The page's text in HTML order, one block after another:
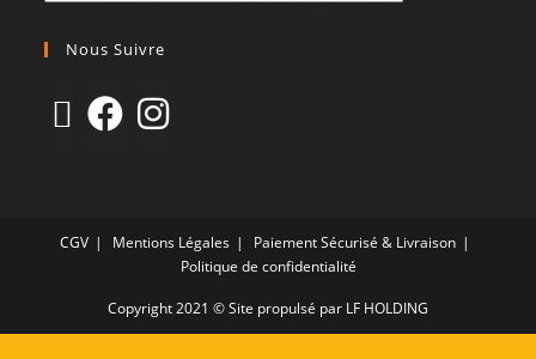
Nous Suivre
CGV Mentions Légales
Paiement Sécurisé & Livraison
Politique de confidentialité
Copyright 2021 © Site propulsé par LF HOLDING